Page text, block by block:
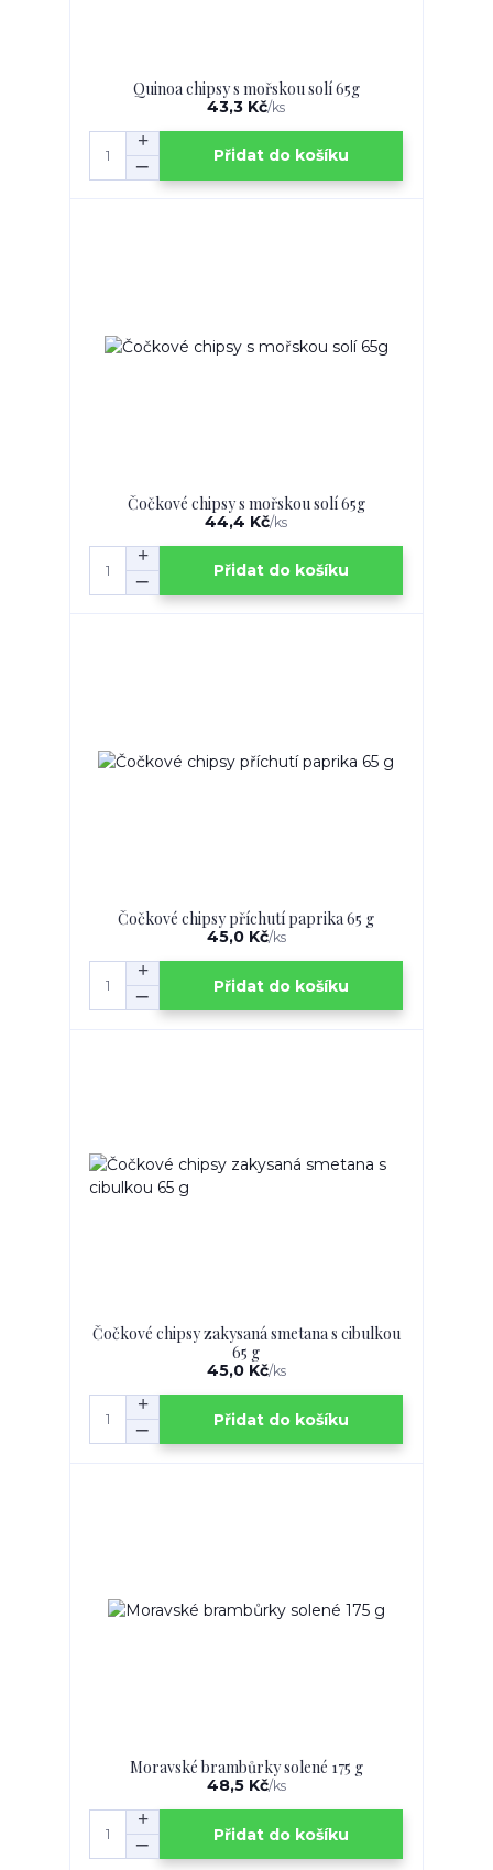
Quinoa chipsy s mořskou solí 65g
43,3 Kč/ks
Přidat do košíku
Čočkové chipsy s mořskou solí 65g
44,4 Kč/ks
Přidat do košíku
Čočkové chipsy příchutí paprika 65 g
45,0 Kč/ks
Přidat do košíku
Čočkové chipsy zakysaná smetana s cibulkou
65 g
45,0 Kč/ks
Přidat do košíku
Moravské brambůrky solené 175 g
48,5 Kč/ks
Přidat do košíku